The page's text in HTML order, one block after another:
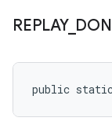
REPLAY_
public static